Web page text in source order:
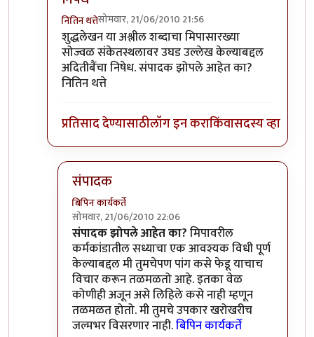
नितिन थत्तेसोमवार, 21/06/2010 21:56
In reply toशुद्धलेखनby३_१४ विक्षिप्त अदिती
शुद्धलेखन या अश्लील शब्दाचा मिपासारख्या
सोज्वळ संकेतस्थलावर उघड उल्लेख केल्याबद्दल
अदितीबैंचा निषेध. संपादक झोपले आहेत का?
नितिन थत्ते
प्रतिसाद देण्यासाठीलॉग इन कराकिंवासदस्य व्हा
संपादक
बिपिन कार्यकर्ते
सोमवार, 21/06/2010 22:06
In reply toनिषेधbyनितिन थत्ते
संपादक झोपले आहेत का?मिपावरील
कर्मकांडातील सध्याचा एक आवश्यक विधी पूर्ण
केल्याबद्दल मी तुमचेपण पांग कसे फेडू याचाच
विचार करून तळमळतो आहे. इतका वेळ
कोणीही अजून असे लिहिले कसे नाही म्हणून
तळमळत होतो. मी तुमचे उपकार खरोखरीच
जल्मभर विसरणार नाही.बिपिन कार्यकर्ते